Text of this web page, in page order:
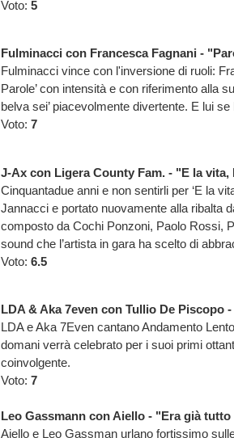
Voto: 5
Fulminacci con Francesca Fagnani -
Fulminacci vince con l'inversione di ruoli:
Parole’ con intensità e con riferimento alla
belva sei’ piacevolmente divertente. E lui se
Voto: 7
J-Ax con Ligera County Fam. - "E la vita,
Cinquantadue anni e non sentirli per ‘E la
Jannacci e portato nuovamente alla ribalta
composto da Cochi Ponzoni, Paolo Rossi,
sound che l’artista in gara ha scelto di
Voto: 6.5
LDA & Aka 7even con Tullio De Piscopo
LDA e Aka 7Even cantano Andamento
domani verrà celebrato per i suoi primi
coinvolgente.
Voto: 7
Leo Gassmann con Aiello - "Era già
Aiello e Leo Gassman urlano fortissimo